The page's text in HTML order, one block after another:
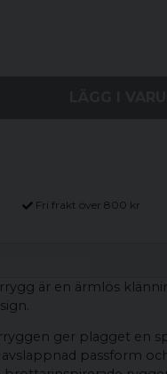
Fri frakt över 800 kr
är en ärmlös
ger plagget en
avslappnad passform